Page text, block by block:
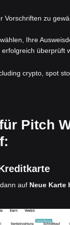
zu
Ihre
überprüft
crypto, spot
Pitch
auf Neue Karte